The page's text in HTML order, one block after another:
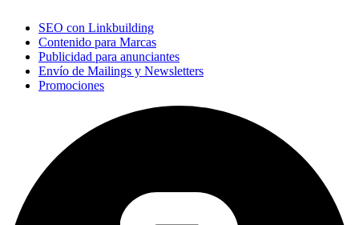
SEO con Linkbuilding
Contenido para Marcas
Publicidad para anunciantes
Envío de Mailings y Newsletters
Promociones